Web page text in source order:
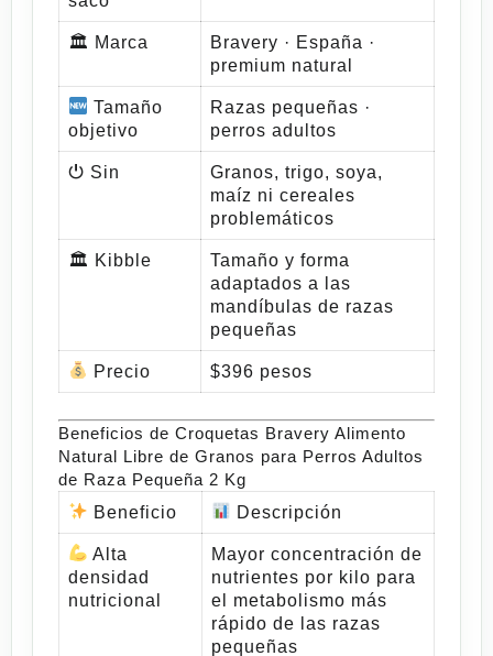
🏛 Marca
Bravery · España ·
premium natural
Tamaño
objetivo
Razas pequeñas ·
perros adultos
⏻ Sin
Granos, trigo, soya,
maíz ni cereales
problemáticos
🏛 Kibble
Tamaño y forma
adaptados a las
mandíbulas de razas
pequeñas
Precio $396 pesos
Beneficios de Croquetas Bravery Alimento
Natural Libre de Granos para Perros Adultos
de Raza Pequeña 2 Kg
Beneficio
Descripción
Alta
densidad
nutricional
Mayor concentración de
nutrientes por kilo para
el metabolismo más
rápido de las razas
pequeñas